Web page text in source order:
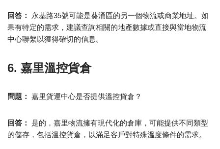
回答：
永基路35號可能是葵涌區的另一個物流或商業地址。如
果有特定的需求，建議查詢相關的地產數據或直接與當地物流
中心聯繫以獲得確切的信息。
6. 嘉里溫控貨倉
問題： 嘉里貨運中心是否提供溫控貨倉？
回答：
是的，嘉里物流擁有現代化的倉庫，可能提供不同類型
的儲存，包括溫控貨倉，以滿足客戶對特殊溫度條件的需求。